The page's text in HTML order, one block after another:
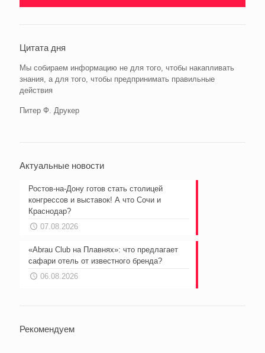
Цитата дня
Мы собираем информацию не для того, чтобы накапливать
знания, а для того, чтобы предпринимать правильные
действия
Питер Ф. Друкер
Актуальные новости
Ростов-на-Дону готов стать столицей
конгрессов и выставок! А что Сочи и
Краснодар?
07.08.2026
«Abrau Club на Плавнях»: что предлагает
сафари отель от известного бренда?
06.08.2026
Рекомендуем